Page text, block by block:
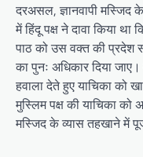
दरअसल, ज्ञानवापी
में हिंदू पक्ष ने दावा किया
पाठ को उस वक्त की प्रदेश
का पुनः अधिकार दिया
हवाला देते हुए याचिका को
मुस्लिम पक्ष की याचिका को
मस्जिद के व्यास तहखाने में